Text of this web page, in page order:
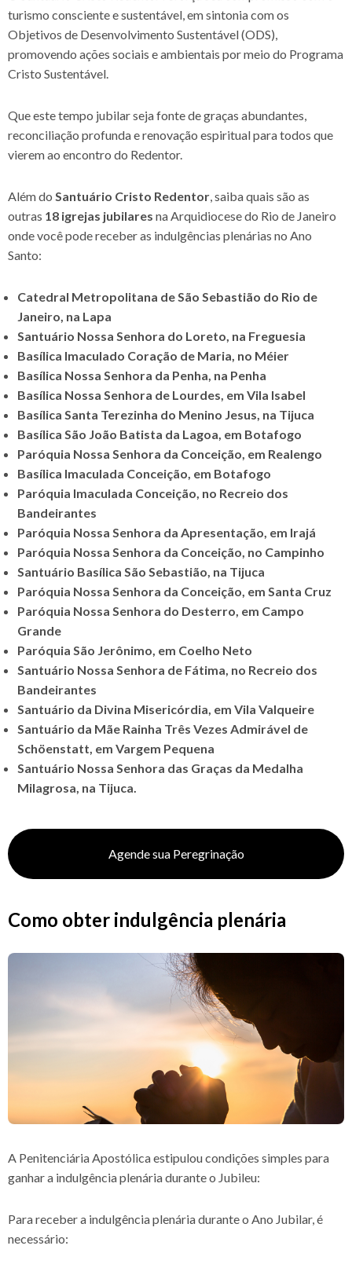
turismo consciente e sustentável, em sintonia com os
Objetivos de Desenvolvimento Sustentável (ODS),
promovendo ações sociais e ambientais por meio do Programa
Cristo Sustentável.
Que este tempo jubilar seja fonte de graças abundantes,
reconciliação profunda e renovação espiritual para todos que
vierem ao encontro do Redentor.
Além do Santuário Cristo Redentor, saiba quais são as
outras 18 igrejas jubilares na Arquidiocese do Rio de Janeiro
onde você pode receber as indulgências plenárias no Ano
Santo:
Catedral Metropolitana de São Sebastião do Rio de
Janeiro, na Lapa
Santuário Nossa Senhora do Loreto, na Freguesia
Basílica Imaculado Coração de Maria, no Méier
Basílica Nossa Senhora da Penha, na Penha
Basílica Nossa Senhora de Lourdes, em Vila Isabel
Basílica Santa Terezinha do Menino Jesus, na Tijuca
Basílica São João Batista da Lagoa, em Botafogo
Paróquia Nossa Senhora da Conceição, em Realengo
Basílica Imaculada Conceição, em Botafogo
Paróquia Imaculada Conceição, no Recreio dos
Bandeirantes
Paróquia Nossa Senhora da Apresentação, em Irajá
Paróquia Nossa Senhora da Conceição, no Campinho
Santuário Basílica São Sebastião, na Tijuca
Paróquia Nossa Senhora da Conceição, em Santa Cruz
Paróquia Nossa Senhora do Desterro, em Campo
Grande
Paróquia São Jerônimo, em Coelho Neto
Santuário Nossa Senhora de Fátima, no Recreio dos
Bandeirantes
Santuário da Divina Misericórdia, em Vila Valqueire
Santuário da Mãe Rainha Três Vezes Admirável de
Schöenstatt, em Vargem Pequena
Santuário Nossa Senhora das Graças da Medalha
Milagrosa, na Tijuca.
Agende sua Peregrinação
Como obter indulgência plenária
A Penitenciária Apostólica estipulou condições simples para
ganhar a indulgência plenária durante o Jubileu:
Para receber a indulgência plenária durante o Ano Jubilar, é
necessário: